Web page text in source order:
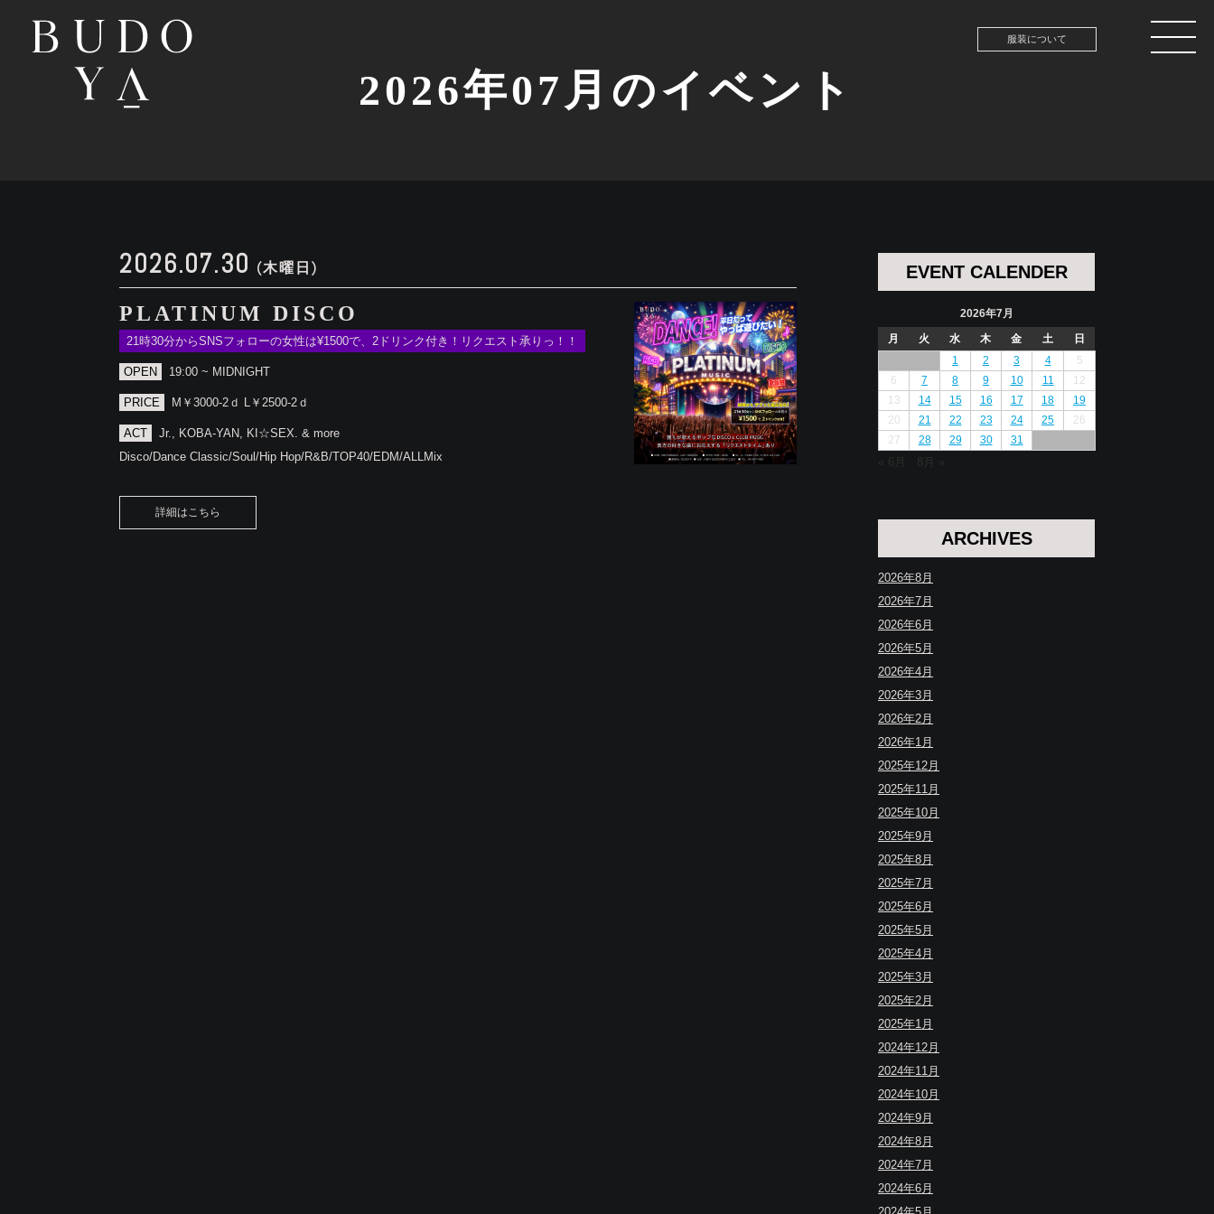
服装について
2026年07月のイベント
2026.07.30 (木曜日)
PLATINUM DISCO
21時30分からSNSフォローの女性は¥1500で、2ドリンク付き！リクエスト承りっ！！
OPEN 19:00 ~ MIDNIGHT
PRICE M￥3000-2ｄ L￥2500-2ｄ
ACT
Jr., KOBA-YAN, KI☆SEX. & more
Disco/Dance Classic/Soul/Hip Hop/R&B/TOP40/EDM/ALLMix
詳細はこちら
EVENT CALENDER
2026年7月
月
火 水 木 金 土
日
1
2 3 4
5
6
7 8 9 10 11
12
13
14 15 16 17 18
19
20
21 22 23 24 25
26
27
28 29 30 31
« 6月
ARCHIVES
2026年8月
2026年7月
2026年6月
2026年5月
2026年4月
2026年3月
2026年2月
2026年1月
2025年12月
2025年11月
2025年10月
2025年9月
2025年8月
2025年7月
2025年6月
2025年5月
2025年4月
2025年3月
2025年2月
2025年1月
2024年12月
2024年11月
2024年10月
2024年9月
2024年8月
2024年7月
2024年6月